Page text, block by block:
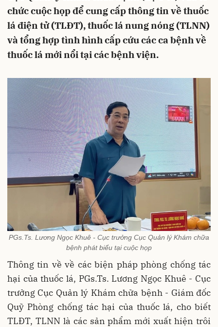
chức cuộc họp để cung cấp thông tin về thuốc
lá điện tử (TLĐT), thuốc lá nung nóng (TLNN)
và tổng hợp tình hình cấp cứu các ca bệnh về
thuốc lá mới nổi tại các bệnh viện.
PGs.Ts. Lương Ngọc Khuê - Cục trưởng Cục Quản lý Khám chữa
bệnh phát biểu tại cuộc họp
Thông tin về về các biện pháp phòng chống tác
hại của thuốc lá, PGs.Ts. Lương Ngọc Khuê - Cục
trưởng Cục Quản lý Khám chữa bệnh - Giám đốc
Quỹ Phòng chống tác hại của thuốc lá, cho biết
TLĐT, TLNN là các sản phẩm mới xuất hiện trôi